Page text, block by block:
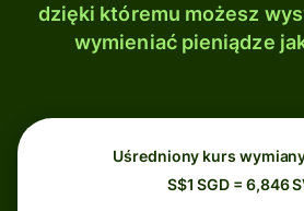
dzięki któremu możesz
wymieniać pieniądze
Uśredniony kurs
S$1 SGD = 6,846